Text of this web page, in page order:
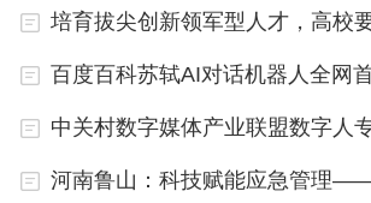
益、持续探索的事业。分委会应通过
部建言献策。他对委员工作提出三点
分委会形成报告；二是充分发挥地域
理念、做法辐射周边高校；三是加强
培育拔尖创新领军型人才，高校
中关村数字媒体产业联盟数字人